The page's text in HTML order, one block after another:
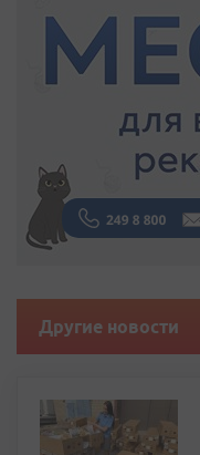
Другие новости